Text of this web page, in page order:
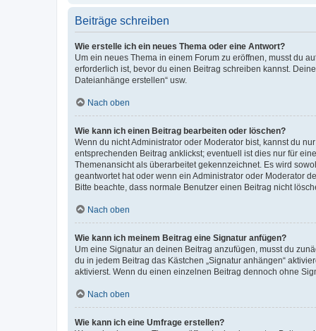
Beiträge schreiben
Wie erstelle ich ein neues Thema oder eine Antwort?
Um ein neues Thema in einem Forum zu eröffnen, musst du
erforderlich ist, bevor du einen Beitrag schreiben kannst.
Dateianhänge erstellen“ usw.
Nach oben
Wie kann ich einen Beitrag bearbeiten oder löschen?
Wenn du nicht Administrator oder Moderator bist, kannst du
entsprechenden Beitrag anklickst; eventuell ist dies nur für
Themenansicht als überarbeitet gekennzeichnet. Es wird
geantwortet hat oder wenn ein Administrator oder Moderator
Bitte beachte, dass normale Benutzer einen Beitrag nicht
Nach oben
Wie kann ich meinem Beitrag eine Signatur anfügen?
Um eine Signatur an deinen Beitrag anzufügen, musst du
du in jedem Beitrag das Kästchen „Signatur anhängen“
aktivierst. Wenn du einen einzelnen Beitrag dennoch ohne
Nach oben
Wie kann ich eine Umfrage erstellen?